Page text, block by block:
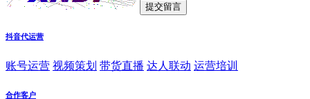
抖音代运营
账号运营 视频策划 带货直播 达人联动 运营培训
合作客户